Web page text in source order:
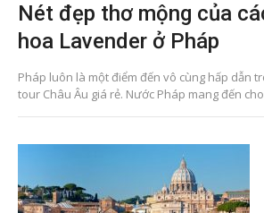
Nét đẹp thơ mộng của
hoa Lavender ở Pháp
Pháp luôn là một điểm đến vô cùng hấp dẫn
tour Châu Âu giá rẻ. Nước Pháp mang đến